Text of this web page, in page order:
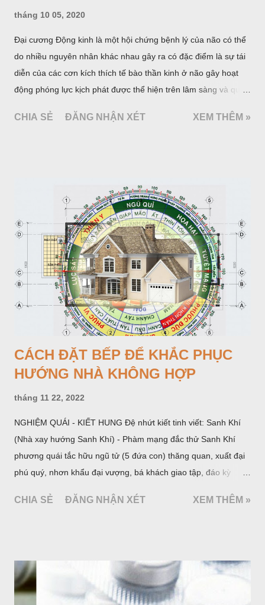
tháng 10 05, 2020
Đại cương Động kinh là một hội chứng bệnh lý của não có thể
do nhiều nguyên nhân khác nhau gây ra có đặc điểm là sự tái
diễn của các cơn kích thích tế bào thần kinh ở não gây hoạt
động phóng lực kịch phát được thể hiện trên lâm sàng và qua
thế giới mắc động kinh. Hàng năm ước có 20 - 25 trường hợp
(ILAE) cho biết hiện ước tính có 50 triệu người bệnh động kinh
trên thế giới trong đó 80% thuộc các nước đang phát triển. Ở
các nước phát triển tỷ lệ mới phát hiện hàng năm là 24 - 53 đối
với 100 000 người, còn ở các nước đang phát triển là 49,3 -
190 đối với 100 000 người.
CHIA SẺ ĐĂNG NHẬN XÉT XEM THÊM »
CÁCH ĐẶT BẾP ĐỂ KHẮC PHỤC
HƯỚNG NHÀ KHÔNG HỢP
tháng 11 22, 2022
NGHIỆM QUÁI - KIẾT HUNG Đệ nhứt kiết tinh viết: Sanh Khí
(Nhà xay hướng Sanh Khí) - Phàm mạng đắc thử Sanh Khí
phương quái tắc hữu ngũ tử (5 đứa con) thăng quan, xuất đại
phú quý, nhơn khẩu đại vượng, bá khách giao tập, đáo kỳ
đại phát tài). Đệ nhị kiết tỉnh viết: Thiên Y (Nhà xay hướng
niên đắc tài. Đến các năm tháng Thìn, Tuất, Sửu, Mùi có tài.
CHIA SẺ ĐĂNG NHẬN XÉT XEM THÊM »